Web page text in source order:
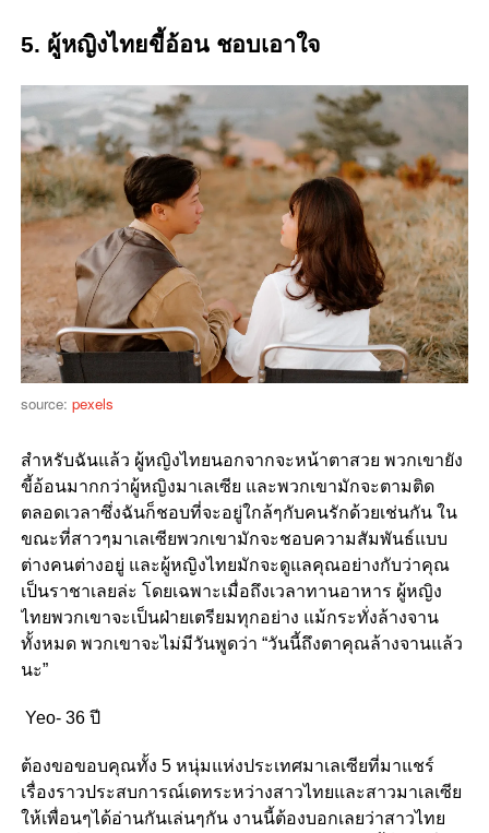
5. ผู้หญิงไทยขี้อ้อน ชอบเอาใจ
source: pexels
สำหรับฉันแล้ว ผู้หญิงไทยนอกจากจะหน้าตาสวย พวกเขายัง
ขี้อ้อนมากกว่าผู้หญิงมาเลเซีย และพวกเขามักจะตามติด
ตลอดเวลาซึ่งฉันก็ชอบที่จะอยู่ใกล้ๆกับคนรักด้วยเช่นกัน ใน
ขณะที่สาวๆมาเลเซียพวกเขามักจะชอบความสัมพันธ์แบบ
ต่างคนต่างอยู่ และผู้หญิงไทยมักจะดูแลคุณอย่างกับว่าคุณ
เป็นราชาเลยล่ะ โดยเฉพาะเมื่อถึงเวลาทานอาหาร ผู้หญิง
ไทยพวกเขาจะเป็นฝ่ายเตรียมทุกอย่าง แม้กระทั่งล้างจาน
ทั้งหมด พวกเขาจะไม่มีวันพูดว่า “วันนี้ถึงตาคุณล้างจานแล้ว
นะ”
Yeo- 36 ปี
ต้องขอขอบคุณทั้ง 5 หนุ่มแห่งประเทศมาเลเซียที่มาแชร์
เรื่องราวประสบการณ์เดทระหว่างสาวไทยและสาวมาเลเซีย
ให้เพื่อนๆได้อ่านกันเล่นๆกัน งานนี้ต้องบอกเลยว่าสาวไทย